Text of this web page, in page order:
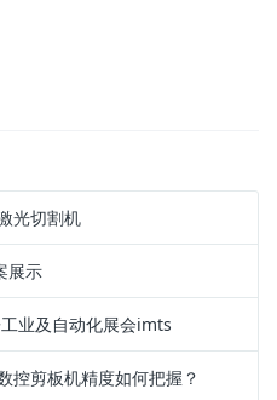
光切割机
展示
业及自动化展会imts
控剪板机精度如何把握？